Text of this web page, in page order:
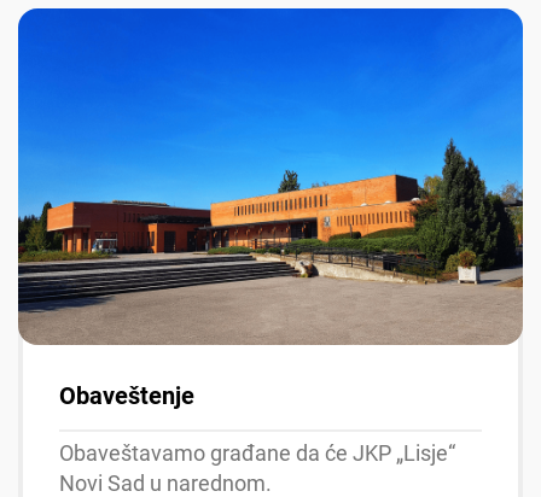
Obaveštenje
Obaveštavamo građane da će JKP „Lisje“
Novi Sad u narednom.